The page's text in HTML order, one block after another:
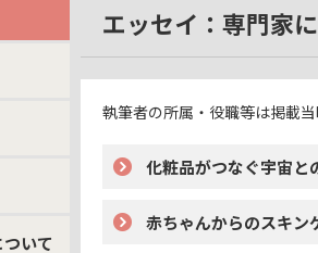
いて
エッセイ：専門家
執筆者の所属・役職等は掲載
化粧品がつなぐ宇宙
赤ちゃんからのスキ